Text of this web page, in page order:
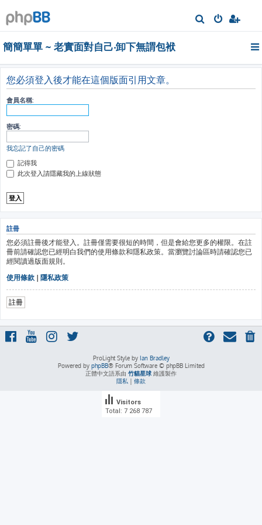
尋
簡簡單單 ~ 老實面對自己‧卸下無謂包袱
您必須登入後才能在這個版面引用文章。
會員名稱:
密碼:
我忘記了自己的密碼
記得我
此次登入請隱藏我的上線狀態
註冊
您必須註冊後才能登入。註冊僅需要很短的時間，但是會給您更多的權限。在註
冊前請確認您已經明白我們的使用條款和隱私政策。當瀏覽討論區時請確認您已
經閱讀過版面規則。
使用條款 | 隱私政策
註冊
ProLight Style by Ian Bradley
Powered by phpBB® Forum Software © phpBB Limited
正體中文語系由 竹貓星球 維護製作
隱私 | 條款
Total: 7 268 787
Visitors